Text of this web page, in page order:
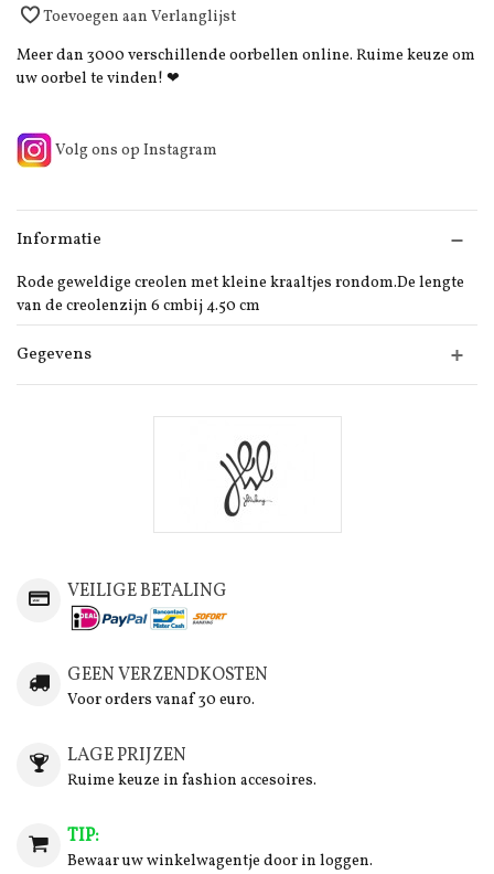
Toevoegen aan Verlanglijst
Meer dan 3000 verschillende oorbellen online. Ruime keuze om
uw oorbel te vinden! ❤
Volg ons op Instagram
Informatie
Rode geweldige creolen met kleine kraaltjes rondom.De lengte
van de creolenzijn 6 cmbij 4.50 cm
Gegevens
VEILIGE BETALING
GEEN VERZENDKOSTEN
Voor orders vanaf 30 euro.
LAGE PRIJZEN
Ruime keuze in fashion accesoires.
TIP:
Bewaar uw winkelwagentje door in loggen.